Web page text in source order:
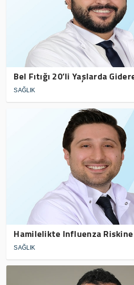
Bel Fıtığı 20’li Yaşlarda
SAĞLIK
Hamilelikte Influenza
SAĞLIK